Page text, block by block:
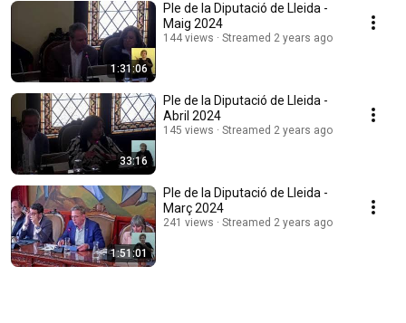
1:31:06
Ple de la Diputació de Lleida -
Maig 2024
144 views Streamed 2 years ago
33:16
Ple de la Diputació de Lleida -
Abril 2024
145 views Streamed 2 years ago
1:51:01
Ple de la Diputació de Lleida -
Març 2024
241 views Streamed 2 years ago